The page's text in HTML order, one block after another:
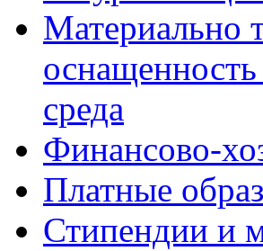
Материально
оснащенность
среда
Финансово-
Платные
Стипендии и